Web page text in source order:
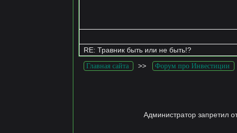
RE: Травник быть или не быть!?
Главная сайта >> Форум про Инвестиции
Администратор запретил